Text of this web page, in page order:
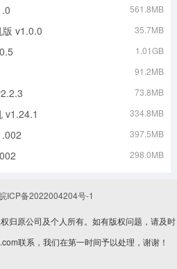
561.8MB
v1.0.0 35.7MB
1.01GB
91.2MB
73.8MB
v1.24.1 334.8MB
397.5MB
298.0MB
ICP备2022004204号-1
归原公司及个人所有。如有版权问题，请及时
联系，我们在第一时间予以处理，谢谢！